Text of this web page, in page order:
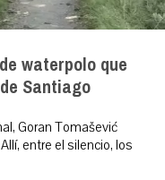
waterpolo que
Santiago
Goran Tomašević
entre el silencio, los